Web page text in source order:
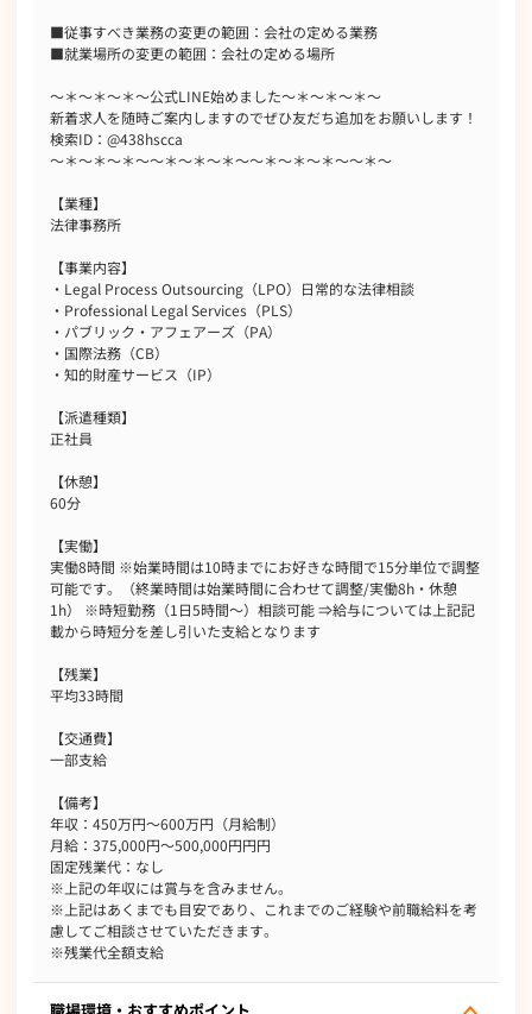
■従事すべき業務の変更の範囲：会社の定める業務
■就業場所の変更の範囲：会社の定める場所
～＊～＊～＊～公式LINE始めました～＊～＊～＊～
新着求人を随時ご案内しますのでぜひ友だち追加をお願いします！
検索ID：@438hscca
～＊～＊～＊～～＊～＊～＊～～＊～＊～＊～～＊～
【業種】
法律事務所
【事業内容】
・Legal Process Outsourcing（LPO）日常的な法律相談
・Professional Legal Services（PLS）
・パブリック・アフェアーズ（PA）
・国際法務（CB）
・知的財産サービス（IP）
【派遣種類】
正社員
【休憩】
60分
【実働】
実働8時間 ※始業時間は10時までにお好きな時間で15分単位で調整
可能です。（終業時間は始業時間に合わせて調整/実働8h・休憩
1h） ※時短勤務（1日5時間～）相談可能 ⇒給与については上記記
載から時短分を差し引いた支給となります
【残業】
平均33時間
【交通費】
一部支給
【備考】
年収：450万円～600万円（月給制）
月給：375,000円～500,000円円円
固定残業代：なし
※上記の年収には賞与を含みません。
※上記はあくまでも目安であり、これまでのご経験や前職給料を考
慮してご相談させていただきます。
※残業代全額支給